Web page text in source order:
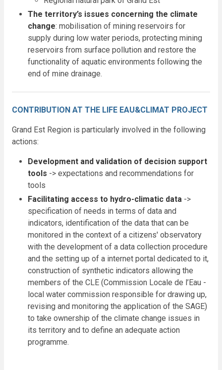
The territory’s issues concerning the climate
change: mobilisation of mining reservoirs for
supply during low water periods, protecting mining
reservoirs from surface pollution and restore the
functionality of aquatic environments following the
end of mine drainage.
CONTRIBUTION AT THE LIFE EAU&CLIMAT PROJECT
Grand Est Region is particularly involved in the following
actions:
Development and validation of decision support
tools -> expectations and recommendations for
tools
Facilitating access to hydro-climatic data ->
specification of needs in terms of data and
indicators, identification of the data that can be
monitored in the context of a citizens' observatory
with the development of a data collection procedure
and the setting up of a internet portal dedicated to it,
construction of synthetic indicators allowing the
members of the CLE (Commission Locale de l’Eau -
local water commission responsible for drawing up,
revising and monitoring the application of the SAGE)
to take ownership of the climate change issues in
its territory and to define an adequate action
programme.